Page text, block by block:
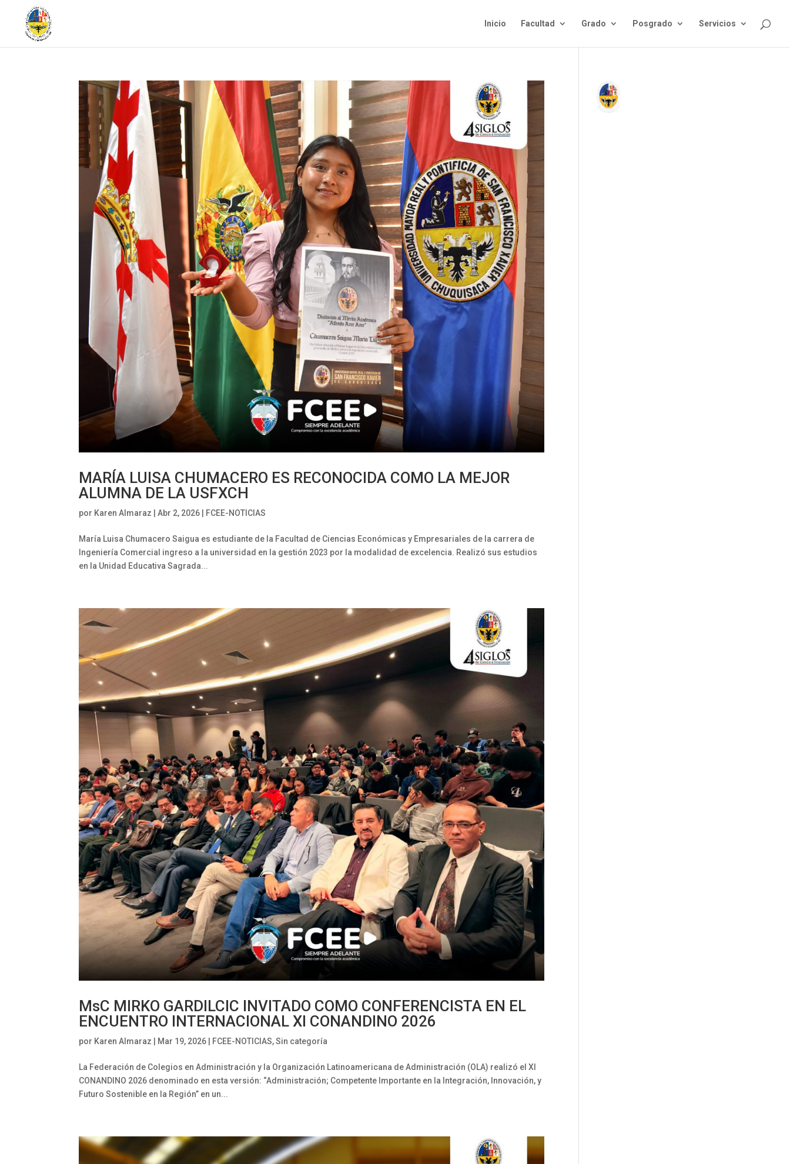
Inicio Facultad Grado Posgrado Servicios
MARÍA LUISA CHUMACERO ES RECONOCIDA COMO LA MEJOR
ALUMNA DE LA USFXCH
por Karen Almaraz |Abr 2, 2026 FCEE-NOTICIAS
María Luisa Chumacero Saigua es estudiante de la Facultad de Ciencias Económicas y Empresariales de la carrera de
Ingeniería Comercial ingreso a la universidad en la gestión 2023 por la modalidad de excelencia. Realizó sus estudios
en la Unidad Educativa Sagrada...
MsC MIRKO GARDILCIC INVITADO COMO CONFERENCISTA EN EL
ENCUENTRO INTERNACIONAL XI CONANDINO 2026
por Karen Almaraz | Mar 19, 2026 | FCEE-NOTICIAS,Sin categoría
La Federación de Colegios en Administración y la Organización Latinoamericana de Administración (OLA) realizó el XI
CONANDINO 2026 denominado en esta versión: “Administración; Competente Importante en la Integración, Innovación, y
Futuro Sostenible en la Región” en un...